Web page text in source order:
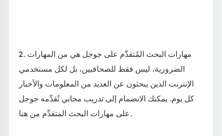
2. مهارات البحث المُتقدِّم على جوجل هي من المهارات
الضرورية، ليس فقط للصحافيين، بل لكل مستخدمي
الإنترنت الذين يبحثون عن العديد من المعلومات والأخبار
كل يوم. يمكنك الانضمام إلى تدريب مجاني تُقدِّمه جوجل
على مهارات البحث المتقدِّم من هنا.